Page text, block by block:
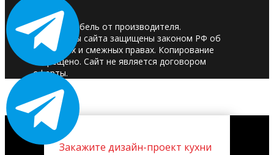
© 2025. Мебель от производителя.
Материалы сайта защищены законом РФ об
авторских и смежных правах. Копирование
запрещено. Сайт не является договором
оферты.
Закажите дизайн-проект кухни